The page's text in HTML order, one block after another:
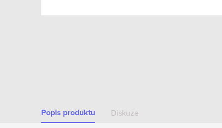
Popis produktu Diskuze